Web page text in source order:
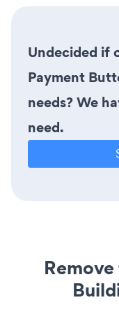
Undecided if
Payment
needs? We
need.